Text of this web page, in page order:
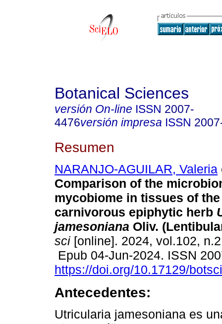
Botanical Sciences
versión On-line ISSN 2007-
4476versión impresa ISSN
Resumen
NARANJO-AGUILAR, Valeria
Comparison of the
mycobiome in tissues of
carnivorous epiphytic herb
jamesoniana Oliv.
sci [online]. 2024, vol.102,
Epub 04-Jun-2024. ISSN
https://doi.org/10.17129/
Antecedentes:
Utricularia jamesoniana es